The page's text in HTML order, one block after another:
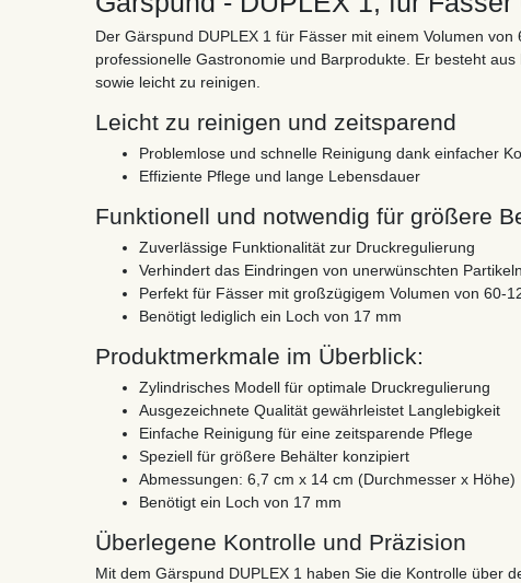
Der Gärspund DUPLEX 1 für Fässer mit einem Volumen
professionelle Gastronomie und Barprodukte. Er besteht
sowie leicht zu reinigen.
Leicht zu reinigen und zeitsparend
Problemlose und schnelle Reinigung dank einfacher
Effiziente Pflege und lange Lebensdauer
Funktionell und notwendig für größere
Zuverlässige Funktionalität zur Druckregulierung
Verhindert das Eindringen von unerwünschten
Perfekt für Fässer mit großzügigem Volumen von 60-
Benötigt lediglich ein Loch von 17 mm
Produktmerkmale im Überblick:
Zylindrisches Modell für optimale Druckregulierung
Ausgezeichnete Qualität gewährleistet Langlebigkeit
Einfache Reinigung für eine zeitsparende Pflege
Speziell für größere Behälter konzipiert
Abmessungen: 6,7 cm x 14 cm (Durchmesser x Höhe)
Benötigt ein Loch von 17 mm
Überlegene Kontrolle und Präzision
Mit dem Gärspund DUPLEX 1 haben Sie die Kontrolle über